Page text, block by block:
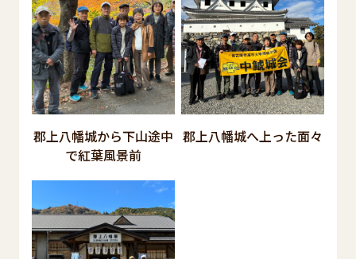
郡上八幡城から下山途中
で紅葉風景前
郡上八幡城へ上った面々